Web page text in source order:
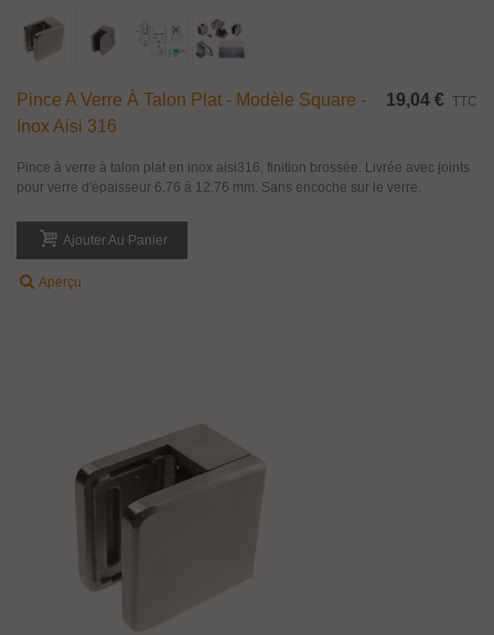
Pince A Verre À Talon Plat - Modèle Square -
Inox Aisi 316
19,04 € TTC
Pince à verre à talon plat en inox aisi316, finition brossée. Livrée avec joints
pour verre d'épaisseur 6.76 à 12.76 mm. Sans encoche sur le verre.
Ajouter Au Panier
Aperçu